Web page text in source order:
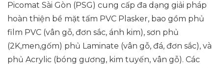
Picomat Sài Gòn (PSG) cung cấp đa dạng giải pháp
hoàn thiện bề mặt tấm PVC Plasker, bao gồm phủ
film PVC (vân gỗ, đơn sắc, ánh kim), sơn phủ
(2K,men,gốm) phủ Laminate (vân gỗ, đá, đơn sắc), và
phủ Acrylic (bóng gương, kim tuyến, vân gỗ). Các